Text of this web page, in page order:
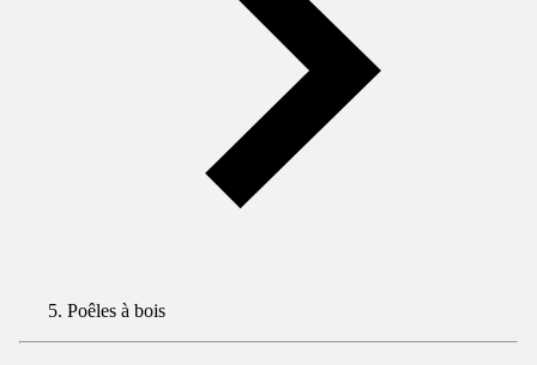
Poêles à bois